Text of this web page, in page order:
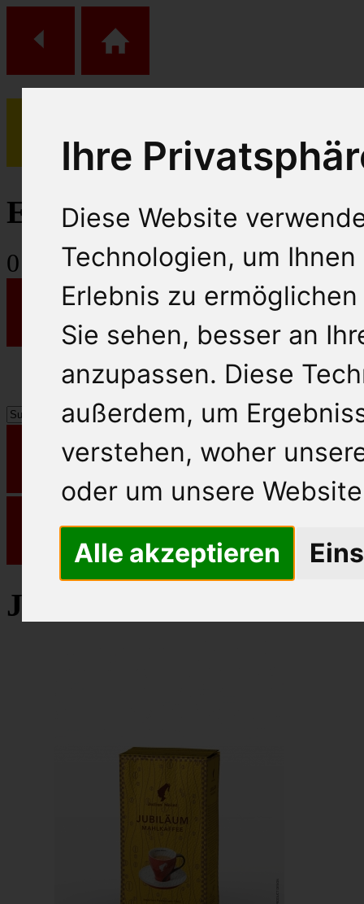
Ihre
Diese Website
Technologien, um
Erlebnis zu
Sie sehen, besser an
anzupassen. Diese
außerdem, um
verstehen, woher
oder um unsere
Alle akzeptieren
(0)
Einkaufs Wagen
0 Artikel
Julius Meinl Kaffee